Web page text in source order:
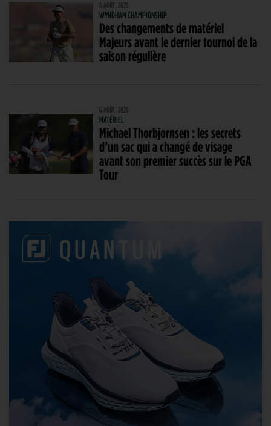
6 AOÛT. 2026
WYNDHAM CHAMPIONSHIP
Des changements de matériel
Majeurs avant le dernier tournoi de la
saison régulière
6 AOÛT. 2026
MATÉRIEL
Michael Thorbjornsen : les secrets
d’un sac qui a changé de visage
avant son premier succès sur le PGA
Tour